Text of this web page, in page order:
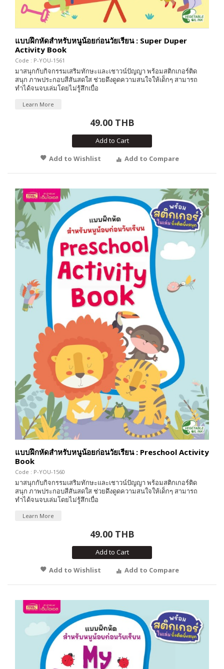
แบบฝึกหัดสำหรับหนูน้อยก่อนวัยเรียน : Super Duper
Activity Book
Code : P-YOU-1561
มาสนุกกับกิจกรรมเสริมทักษะและเชาวน์ปัญญา พร้อมสติกเกอร์ติด
สนุก ภาพประกอบสีสันสดใส ช่วยดึงดูดความสนใจให้เด็กๆ สามารถ
ทำได้จนจบเล่มโดยไม่รู้สึกเบื่อ
Learn More
49.00 THB
Add to Cart
Add to Wishlist
Add to Compare
แบบฝึกหัดสำหรับหนูน้อยก่อนวัยเรียน : Preschool Activity
Book
Code : P-YOU-1560
มาสนุกกับกิจกรรมเสริมทักษะและเชาวน์ปัญญา พร้อมสติกเกอร์ติด
สนุก ภาพประกอบสีสันสดใส ช่วยดึงดูดความสนใจให้เด็กๆ สามารถ
ทำได้จนจบเล่มโดยไม่รู้สึกเบื่อ
Learn More
49.00 THB
Add to Cart
Add to Wishlist
Add to Compare